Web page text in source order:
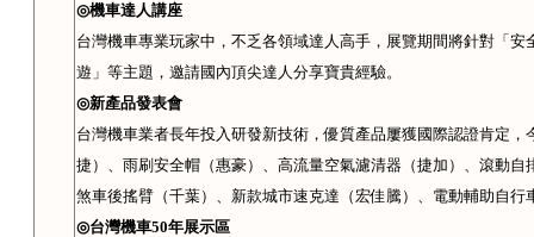
◎機車達人講座
台灣機車專業玩家中，不乏各領域達人高手，展覽期間將針對「
遊」等主題，邀請國內頂尖達人分享寶貴經驗。
◎新產品發表會
台灣機車業者長年投入研發新技術，優質產品屢獲國際認證肯定
捷）、雨刷安全帽（惠豪）、高流量空氣濾清器（捷加）、滾動
煞車後搖臂（千葉）、新款城市速克達（宏佳騰）、電動輔助自
◎台灣機車50年展示區